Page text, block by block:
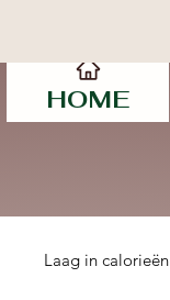
HOME
Laag in calorieën